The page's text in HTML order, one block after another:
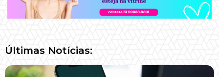
Últimas Notícias: